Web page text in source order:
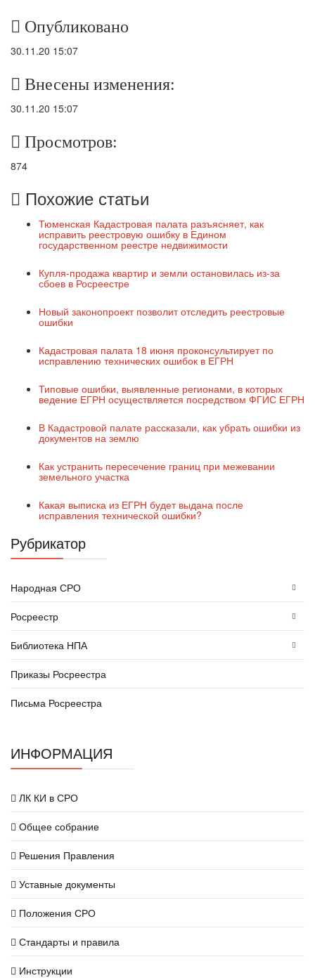
Опубликовано
30.11.20 15:07
Внесены изменения:
30.11.20 15:07
Просмотров:
874
Похожие статьи
Тюменская Кадастровая палата разъясняет, как
исправить реестровую ошибку в Едином
государственном реестре недвижимости
Купля-продажа квартир и земли остановилась из-за
сбоев в Росреестре
Новый законопроект позволит отследить реестровые
ошибки
Кадастровая палата 18 июня проконсультирует по
исправлению технических ошибок в ЕГРН
Типовые ошибки, выявленные регионами, в которых
ведение ЕГРН осуществляется посредством ФГИС ЕГРН
В Кадастровой палате рассказали, как убрать ошибки из
документов на землю
Как устранить пересечение границ при межевании
земельного участка
Какая выписка из ЕГРН будет выдана после
исправления технической ошибки?
Рубрикатор
Народная СРО
Росреестр
Библиотека НПА
Приказы Росреестра
Письма Росреестра
ИНФОРМАЦИЯ
ЛК КИ в СРО
Общее собрание
Решения Правления
Уставные документы
Положения СРО
Стандарты и правила
Инструкции